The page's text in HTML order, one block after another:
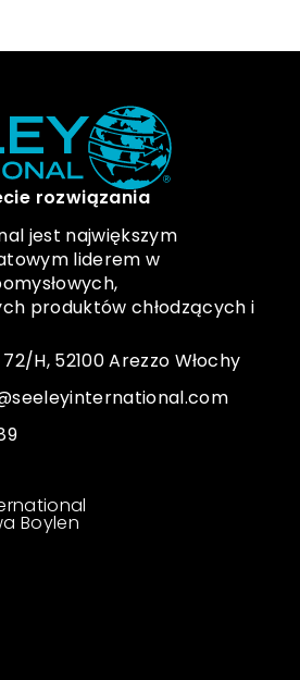
rozwiązania
jest największym
liderem w
produktów chłodzących i
H, 52100 Arezzo Włochy
Boylen